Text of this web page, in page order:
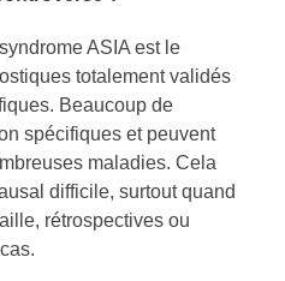
ASIA est le
totalement validés
Beaucoup de
spécifiques et peuvent
maladies. Cela
difficile, surtout quand
rétrospectives ou